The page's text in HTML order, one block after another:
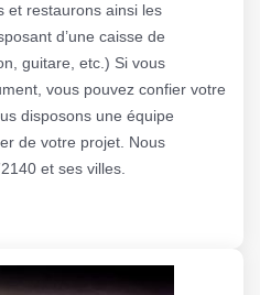
et restaurons ainsi les
d’une caisse de
guitare, etc.) Si vous
vous pouvez confier votre
disposons une équipe
de votre projet. Nous
et ses villes.